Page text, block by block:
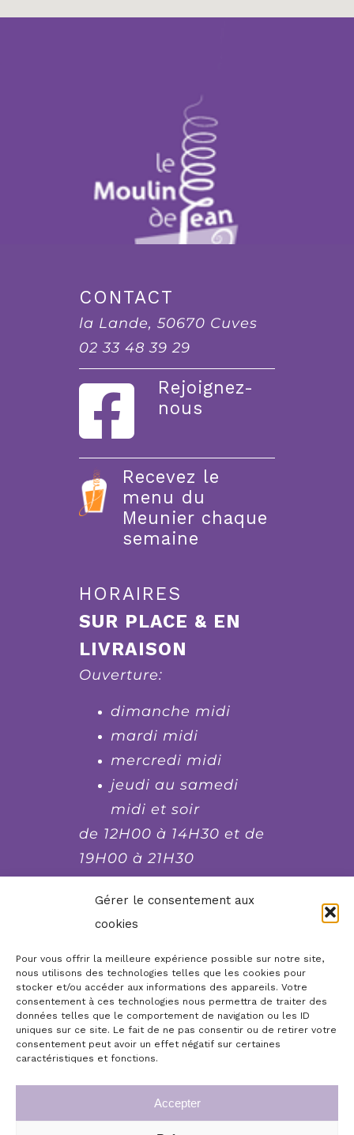
Gérer le consentement aux
cookies
Pour vous offrir la meilleure expérience possible sur notre site,
nous utilisons des technologies telles que les cookies pour
stocker et/ou accéder aux informations des appareils. Votre
consentement à ces technologies nous permettra de traiter des
données telles que le comportement de navigation ou les ID
uniques sur ce site. Le fait de ne pas consentir ou de retirer votre
consentement peut avoir un effet négatif sur certaines
caractéristiques et fonctions.
Accepter
CONTACT
la Lande, 50670 Cuves
02 33 48 39 29
Rejoignez-
nous
Recevez le
menu du
Meunier chaque
semaine
HORAIRES
SUR PLACE & EN
LIVRAISON
Ouverture:
dimanche midi
mardi midi
mercredi midi
jeudi au samedi
midi et soir
de 12H00 à 14H30 et de
19H00 à 21H30
fermé le lundi et le
dimanche soir, mardi
soir et mercredi soir
Réserver, commander,
contacter...
Accueil
Commande de chèques cadeaux repas
Boutique en ligne
Infos légales